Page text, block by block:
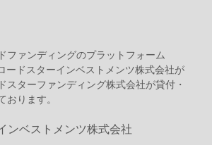
ファンディングのプラットフォーム
ードスターインベストメンツ株式会社が
スターファンディング株式会社が貸付・
おります。
ンベストメンツ株式会社